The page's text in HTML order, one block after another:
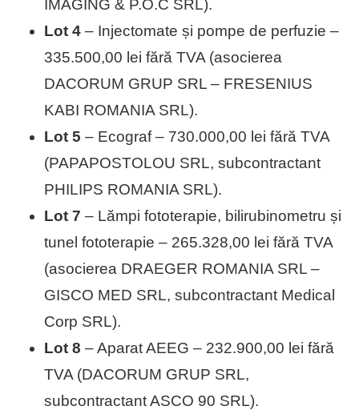
IMAGING & P.O.C SRL).
Lot 4 – Injectomate și pompe de perfuzie –
335.500,00 lei fără TVA (asocierea
DACORUM GRUP SRL – FRESENIUS
KABI ROMANIA SRL).
Lot 5 – Ecograf – 730.000,00 lei fără TVA
(PAPAPOSTOLOU SRL, subcontractant
PHILIPS ROMANIA SRL).
Lot 7 – Lămpi fototerapie, bilirubinometru și
tunel fototerapie – 265.328,00 lei fără TVA
(asocierea DRAEGER ROMANIA SRL –
GISCO MED SRL, subcontractant Medical
Corp SRL).
Lot 8 – Aparat AEEG – 232.900,00 lei fără
TVA (DACORUM GRUP SRL,
subcontractant ASCO 90 SRL).